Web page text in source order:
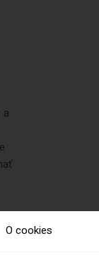
a
O cookies